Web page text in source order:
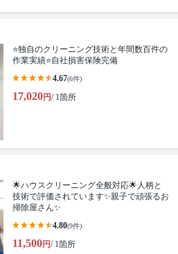
⭐️独自のクリーニング技術と年間数百件の
作業実績⭐️自社損害保険完備
4.67(6件)
17,020円/ 1箇所
🌟ハウスクリーニング全般対応🌟人柄と
技術で評価されています✨親子で頑張るお
掃除屋さん✨
4.80(9件)
11,500円/ 1箇所